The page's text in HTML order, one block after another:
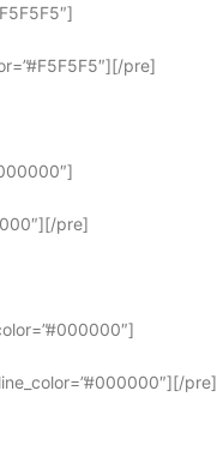
pre]
pre]
pre]